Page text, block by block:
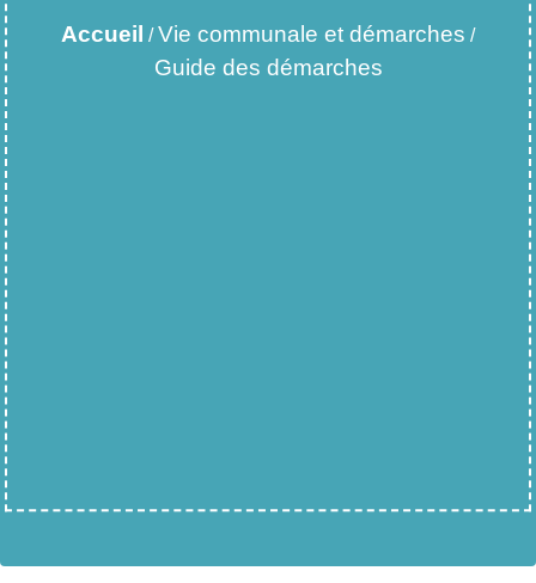
Accueil /Vie communale et démarches /
Guide des démarches